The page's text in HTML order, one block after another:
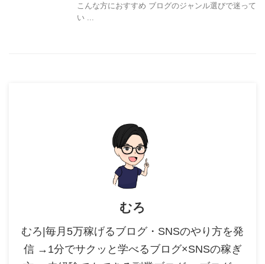
こんな方におすすめ ブログのジャンル選びで迷って
い ...
むろ
むろ|毎月5万稼げるブログ・SNSのやり方を発
信 →1分でサクッと学べるブログ×SNSの稼ぎ